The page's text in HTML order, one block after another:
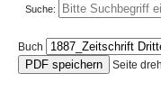
Suche:
Buch
Seite